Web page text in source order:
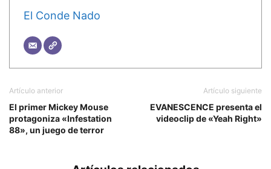
El Conde Nado
Artículo anterior
El primer Mickey Mouse
protagoniza «Infestation
88», un juego de terror
Artículo siguiente
EVANESCENCE presenta el
videoclip de «Yeah Right»